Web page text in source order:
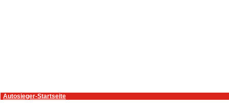
Autosieger-Startseite